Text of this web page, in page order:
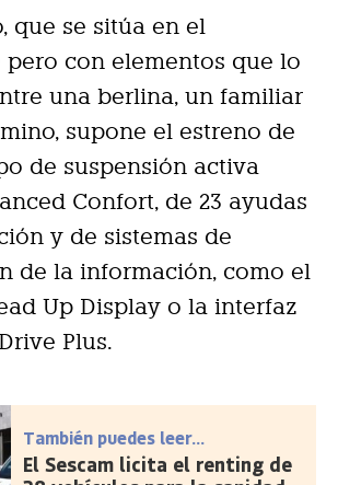
que se sitúa en el
pero con elementos que lo
una berlina, un familiar
supone el estreno de
de suspensión activa
Confort, de 23 ayudas
y de sistemas de
de la información, como el
Up Display o la interfaz
Plus.
También puedes leer...
El Sescam licita el renting de